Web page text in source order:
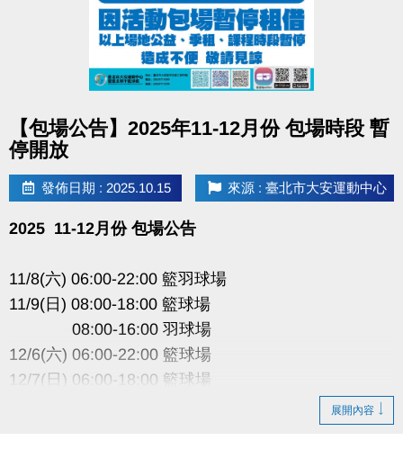
【包場公告】2025年11-12月份 包場時段 暫
停開放
發佈日期 : 2025.10.15 來源 : 臺北市大安運動中心
2025 11-12月份 包場公告
11/8(六) 06:00-22:00 籃羽球場
11/9(日) 08:00-18:00 籃球場
08:00-16:00 羽球場
12/6(六) 06:00-22:00 籃球場
12/7(日) 06:00-18:00 籃球場
展開內容